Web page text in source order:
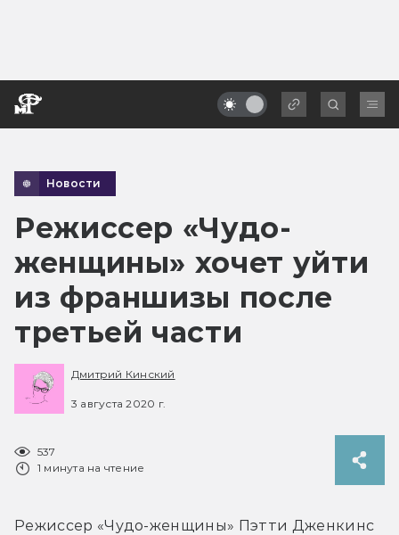
Новости
Режиссер «Чудо-
женщины» хочет уйти
из франшизы после
третьей части
Дмитрий Кинский
3 августа 2020 г.
537
1 минута на чтение
Режиссер «Чудо-женщины» Пэтти Дженкинс